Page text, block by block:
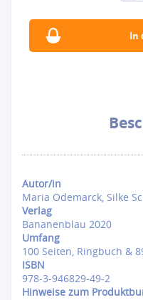
Autor/in
Maria Odemarck, Silke
Verlag
Bananenblau 2020
Umfang
100 Seiten, Ringbuch &
ISBN
978-3-946829-49-2
Hinweise zum